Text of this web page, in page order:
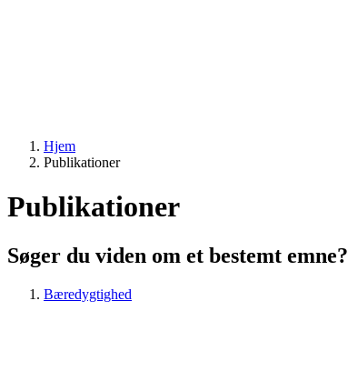
Hjem
Publikationer
Publikationer
Søger du viden om et bestemt emne?
Bæredygtighed